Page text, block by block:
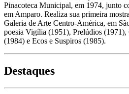
Pinacoteca Municipal, em 1974, junto
em Amparo. Realiza sua primeira
Galeria de Arte Centro-América, em
poesia Vigília (1951), Prelúdios
(1984) e Ecos e Suspiros (1985).
Destaques